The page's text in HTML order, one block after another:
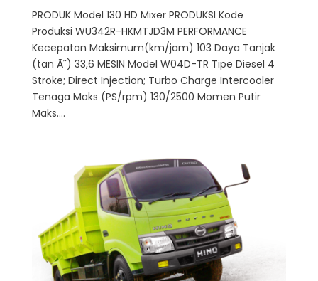
PRODUK Model 130 HD Mixer PRODUKSI Kode
Produksi WU342R-HKMTJD3M PERFORMANCE
Kecepatan Maksimum(km/jam) 103 Daya Tanjak
(tan Ã˜) 33,6 MESIN Model W04D-TR Tipe Diesel 4
Stroke; Direct Injection; Turbo Charge Intercooler
Tenaga Maks (PS/rpm) 130/2500 Momen Putir
Maks....